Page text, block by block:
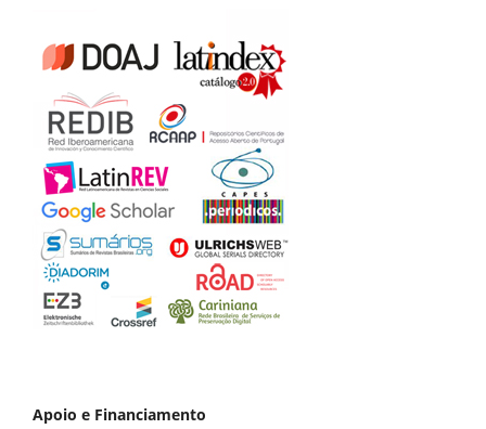
Apoio e Financiamento